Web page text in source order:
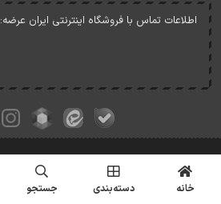
اطلاعات تماس با فروشگاه اینترنتی ایران عرضه:
خانه دسته‌بندی جستجو